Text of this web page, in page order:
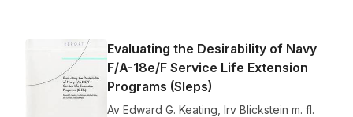
Evaluating the Desirability of Navy
F/A-18e/F Service Life Extension
Programs (Sleps)
Av Edward G. Keating Irv Blickstein m. fl.